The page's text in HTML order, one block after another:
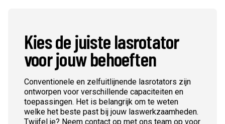
Kies de juiste lasrotator
voor jouw behoeften
Conventionele en zelfuitlijnende lasrotators zijn
ontworpen voor verschillende capaciteiten en
toepassingen. Het is belangrijk om te weten
welke het beste past bij jouw laswerkzaamheden.
Twijfel je? Neem contact op met ons team op voor